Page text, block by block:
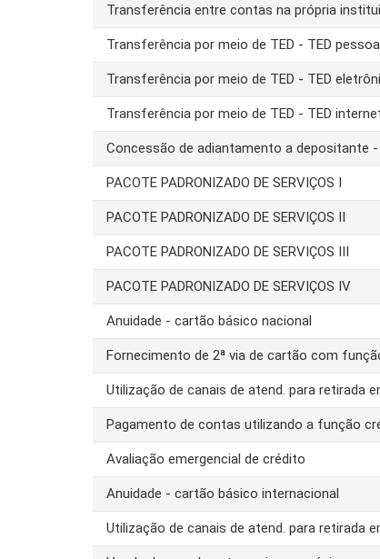
Transferência entre contas na própria
Transferência por meio de TED - TED
Transferência por meio de TED - TED
Transferência por meio de TED - TED
Concessão de adiantamento a depositante -
PACOTE PADRONIZADO DE SERVIÇOS I
PACOTE PADRONIZADO DE SERVIÇOS II
PACOTE PADRONIZADO DE SERVIÇOS III
PACOTE PADRONIZADO DE SERVIÇOS IV
Anuidade - cartão básico nacional
Fornecimento de 2ª via de cartão com
Utilização de canais de atend. para retirada
Pagamento de contas utilizando a função
Avaliação emergencial de crédito
Anuidade - cartão básico internacional
Utilização de canais de atend. para retirada